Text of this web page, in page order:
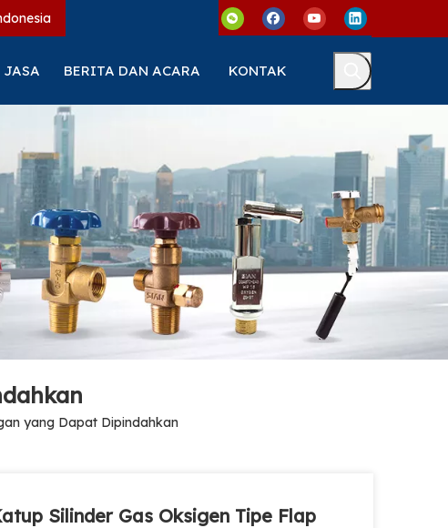
JASA BERITA DAN ACARA KONTAK
yang Dapat Dipindahkan
Silinder Gas Oksigen Tipe Flap